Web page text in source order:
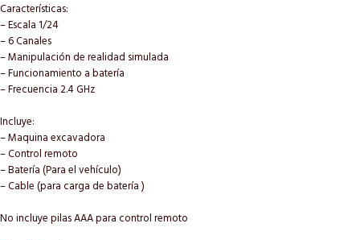
Características:
– Escala 1/24
– 6 Canales
– Manipulación de realidad simulada
– Funcionamiento a batería
– Frecuencia 2.4 GHz
Incluye:
– Maquina excavadora
– Control remoto
– Batería (Para el vehículo)
– Cable (para carga de batería )
No incluye pilas AAA para control remoto